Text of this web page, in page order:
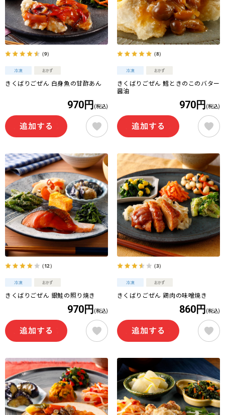
（9）
きくばりごぜん 白身魚の甘酢あん
970円 (税込)
（8）
きくばりごぜん 鱈ときのこのバター
醤油
970円 (税込)
（12）
きくばりごぜん 銀鮭の照り焼き
970円 (税込)
（3）
きくばりごぜん 鶏肉の味噌焼き
860円 (税込)